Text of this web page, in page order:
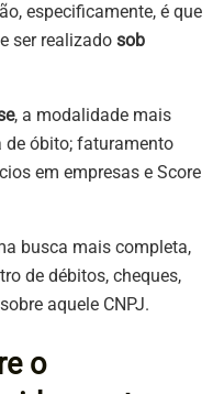
especificamente, é que
ser realizado sob
, a modalidade mais
de óbito; faturamento
em empresas e Score
busca mais completa,
de débitos, cheques,
aquele CNPJ.
o